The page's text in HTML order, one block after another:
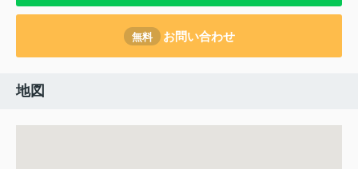
無料 お問い合わせ
地図